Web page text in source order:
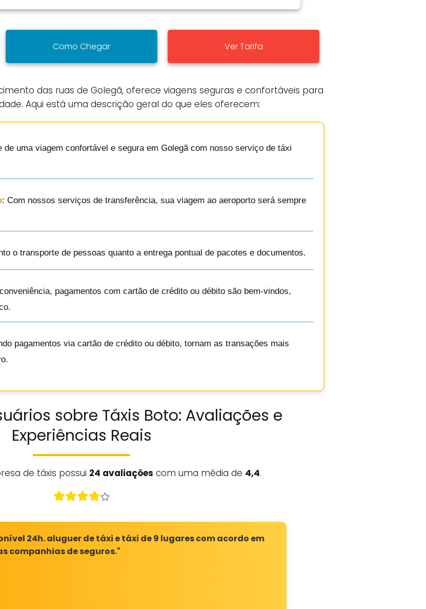
Como Chegar Ver Tarifa
das ruas de Golegã, oferece viagens seguras e confortáveis para
Aqui está uma descrição geral do que eles oferecem:
de uma viagem confortável e segura em Golegã com nosso serviço de táxi
: Com nossos serviços de transferência, sua viagem ao aeroporto será sempre
o transporte de pessoas quanto a entrega pontual de pacotes e documentos.
pagamentos com cartão de crédito ou débito são bem-vindos,
pagamentos via cartão de crédito ou débito, tornam as transações mais
sobre Táxis Boto: Avaliações e
Experiências Reais
de táxis possui 24 avaliações com uma média de 4,4.
24h. aluguer de táxi e táxi de 9 lugares com acordo em
companhias de seguros."